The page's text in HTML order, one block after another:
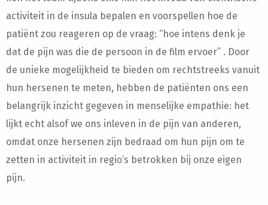
activiteit in de insula bepalen en voorspellen hoe de
patiënt zou reageren op de vraag: “hoe intens denk je
dat de pijn was die de persoon in de film ervoer” . Door
de unieke mogelijkheid te bieden om rechtstreeks vanuit
hun hersenen te meten, hebben de patiënten ons een
belangrijk inzicht gegeven in menselijke empathie: het
lijkt echt alsof we ons inleven in de pijn van anderen,
omdat onze hersenen zijn bedraad om hun pijn om te
zetten in activiteit in regio’s betrokken bij onze eigen
pijn.